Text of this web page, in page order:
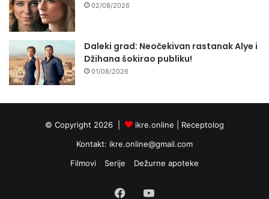
02/08/2026
Daleki grad: Neočekivan rastanak Alye i
Džihana šokirao publiku!
01/08/2026
© Copyright 2026 | ikre.online | Receptolog
Kontakt: ikre.online@gmail.com
Filmovi
Serije Dežurne apoteke
FacebookYouTube